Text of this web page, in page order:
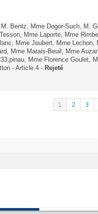
Bentz, Mme Dogor-Such, M.
Mme Laporte, Mme
Mme Joubert, Mme
Mme Marais-Beuil, Mme
Mme Florence Goulet,
- Article 4 - Rejeté
1 2 3